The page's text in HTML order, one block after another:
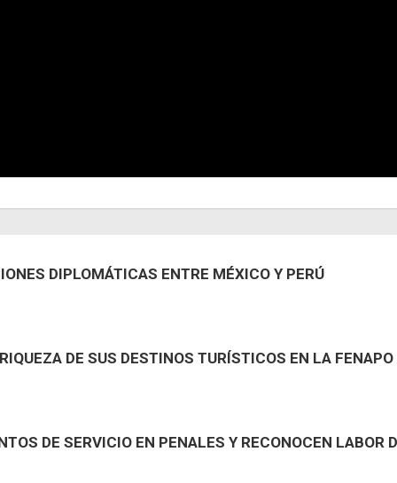
DIPLOMÁTICAS ENTRE MÉXICO Y PERÚ
DE SUS DESTINOS TURÍSTICOS EN LA
DE SERVICIO EN PENALES Y RECONOCEN LABOR